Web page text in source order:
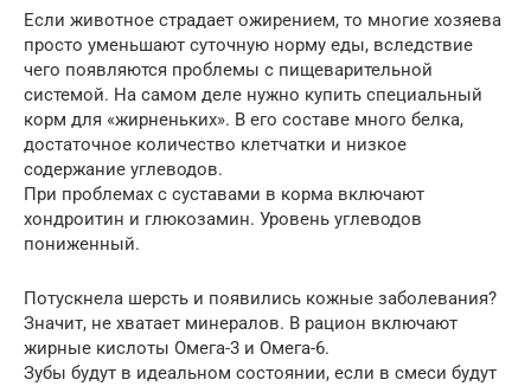
Если животное страдает ожирением, то многие хозяева
просто уменьшают суточную норму еды, вследствие
чего появляются проблемы с пищеварительной
системой. На самом деле нужно купить специальный
корм для «жирненьких». В его составе много белка,
достаточное количество клетчатки и низкое
содержание углеводов.
При проблемах с суставами в корма включают
хондроитин и глюкозамин. Уровень углеводов
пониженный.
Потускнела шерсть и появились кожные заболевания?
Значит, не хватает минералов. В рацион включают
жирные кислоты Омега-3 и Омега-6.
Зубы будут в идеальном состоянии, если в смеси будут